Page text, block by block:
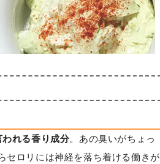
れる香り成分。あの臭いがちょっ
セロリには神経を落ち着ける働きが